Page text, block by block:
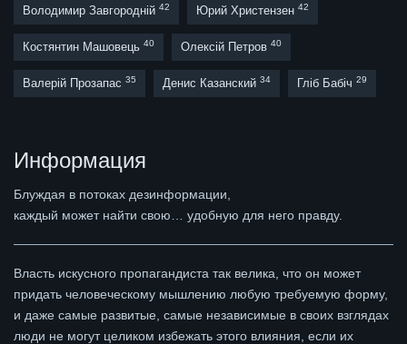
Володимир Завгородній 42 Юрий Христензен 42
Костянтин Машовець 40 Олексій Петров 40
Валерій Прозапас 35 Денис Казанский 34 Гліб Бабіч 29
Информация
Блуждая в потоках дезинформации,
каждый может найти свою… удобную для него правду.
Власть искусного пропагандиста так велика, что он может
придать человеческому мышлению любую требуемую форму,
и даже самые развитые, самые независимые в своих взглядах
люди не могут целиком избежать этого влияния, если их